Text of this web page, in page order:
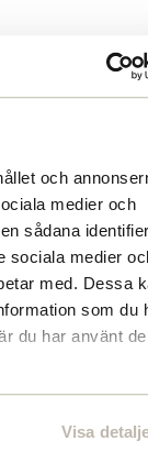
och
medier och
sådana
sociala medier
med. Dessa
som du
du har använt
Visa
på
håll dig